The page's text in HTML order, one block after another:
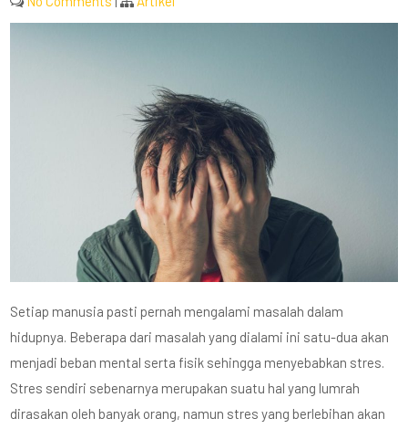
Setiap manusia pasti pernah mengalami masalah dalam
hidupnya. Beberapa dari masalah yang dialami ini satu-dua akan
menjadi beban mental serta fisik sehingga menyebabkan stres.
Stres sendiri sebenarnya merupakan suatu hal yang lumrah
dirasakan oleh banyak orang, namun stres yang berlebihan akan